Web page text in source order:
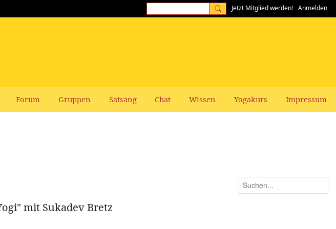
Jetzt Mitglied werden! Anmelden
Forum Gruppen Satsang Chat Wissen Yogakurs Impressum
mit Sukadev Bretz